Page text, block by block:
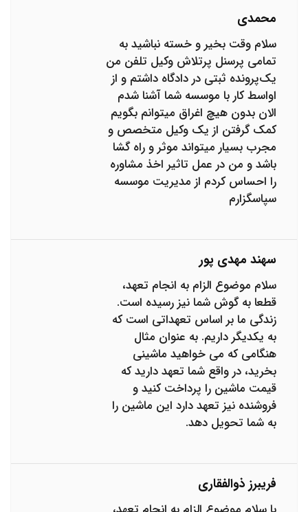
محمدی
سلام وقت بخیر و خسته نباشید به
تمامی پرسنل پرتلاش وکیل تلفن من
یک‌پرونده ثبتی در دادگاه داشتم و از
اواسط کار با موسسه شما آشنا شدم
الان بدون هیچ اغراق میتوانم بگویم
کمک گرفتن از یک وکیل متخصص و
مجرب بسیار میتواند موثر و راه گشا
باشد و من در عمل تاثیر اخذ مشاوره
را احساس کردم از مدیریت موسسه
سپاسگزارم
سهند مهدی پور
سلام موضوع الزام به انجام تعهد،
قطعا به گوش شما نیز رسیده است.
زندگی ما بر اساس تعهداتی است که
به یکدیگر داریم. به عنوان مثال
هنگامی که می خواهید ماشینی
بخرید، در واقع شما تعهد دارید که
قیمت ماشین را پرداخت کنید و
فروشنده نیز تعهد دارد این ماشین را
به شما تحویل دهد.
فریبرز ذوالفقاری